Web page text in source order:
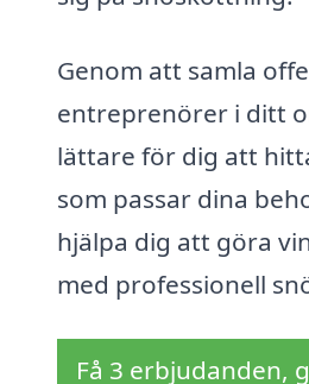
Genom att samla
entreprenörer i ditt
lättare för dig att
som passar dina
hjälpa dig att göra
med professionell
Få 3 erbjudanden,